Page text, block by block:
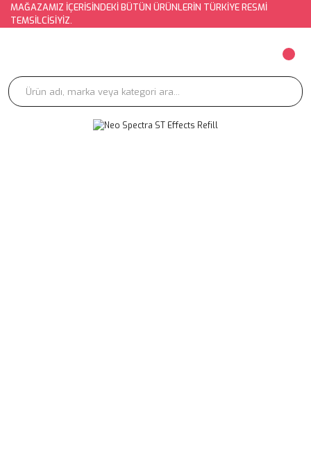
MAĞAZAMIZ İÇERİSİNDEKİ BÜTÜN ÜRÜNLERİN TÜRKİYE RESMİ
TEMSİLCİSİYİZ.